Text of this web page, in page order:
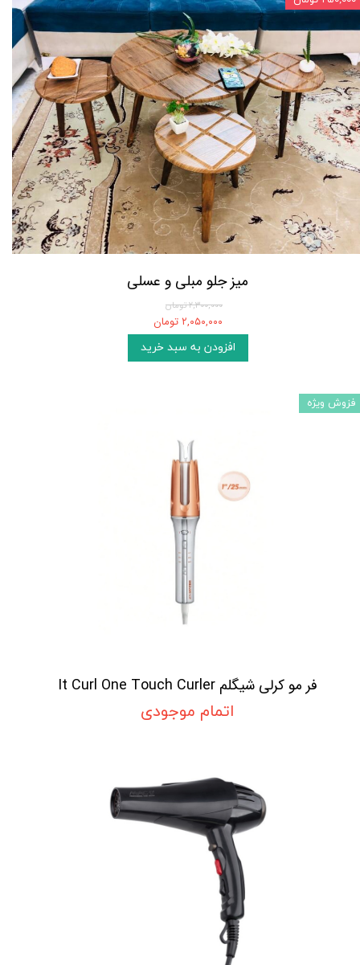
میز جلو مبلی و عسلی
۲,۳۰۰,۰۰۰ تومان
۲,۰۵۰,۰۰۰ تومان
افزودن به سبد خرید
فر مو کرلی شیگلم It Curl One Touch Curler
اتمام موجودی
فزوش ویژه